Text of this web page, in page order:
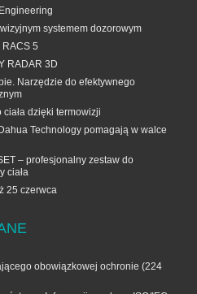
systemem dozorowym
5
RADAR 3D
Narzędzie do efektywnego
dzięki termowizji
Technology pomagają w walce
– profesjonalny zestaw do
ciała
25 czerwca
obowiązkowej ochronie (224